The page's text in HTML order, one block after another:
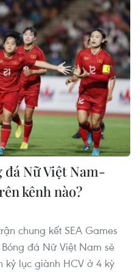
Nữ Việt Nam-
kênh nào?
chung kết SEA Games
đá Nữ Việt Nam sẽ
kỷ lục giành HCV ở 4 kỳ